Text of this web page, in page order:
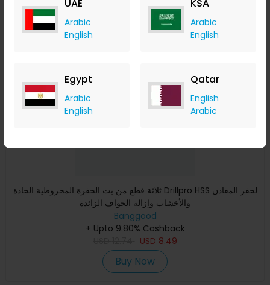
UAE
Arabic
English
KSA
Arabic
English
Egypt
Arabic
English
Qatar
English
Arabic
Buy Now
ثلاثة قطع من بت الحفرة المخروطية الحادة Drillpro HSS لحفر المعادن
والأخشاب وإزالة الحواف الزائدة
Banggood
+ Upto 9.80% Cashback
USD 8.49
Buy Now